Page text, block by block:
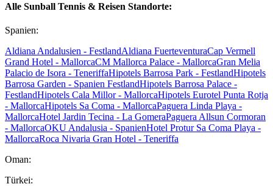
Alle Sunball Tennis & Reisen Standorte:
Spanien:
Aldiana Andalusien - FestlandAldiana FuerteventuraCap Vermell
Grand Hotel - MallorcaCM Mallorca Palace - MallorcaGran Melia
Palacio de Isora - TeneriffaHipotels Barrosa Park - FestlandHipotels
Barrosa Garden - Spanien FestlandHipotels Barrosa Palace -
FestlandHipotels Cala Millor - MallorcaHipotels Eurotel Punta Rotja
- MallorcaHipotels Sa Coma - MallorcaPaguera Linda Playa -
MallorcaHotel Jardin Tecina - La GomeraPaguera Allsun Cormoran
- MallorcaOKU Andalusia - SpanienHotel Protur Sa Coma Playa -
MallorcaRoca Nivaria Gran Hotel - Teneriffa
Oman:
Türkei: